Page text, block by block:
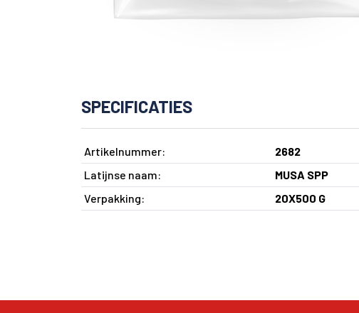
SPECIFICATIES
Artikelnummer:
2682
Latijnse naam:
MUSA SPP
Verpakking:
20X500 G